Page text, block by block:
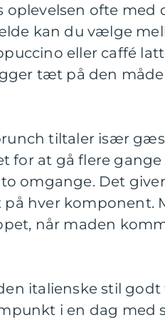
oplevelsen ofte med
kan du vælge
eller caffé
tæt på den
tiltaler især
for at gå flere
omgange. Det
hver komponent.
når maden
italienske stil
i en dag med